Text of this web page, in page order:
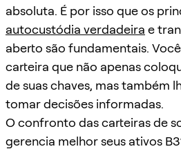
absoluta. É por isso que os
autocustódia verdadeira e
aberto são fundamentais.
carteira que não apenas
de suas chaves, mas também
tomar decisões informadas.
O confronto das carteiras de
gerencia melhor seus ativos